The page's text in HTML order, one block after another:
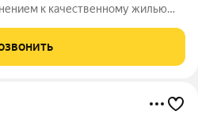
к качественному жилью
Революции, Григорьева,